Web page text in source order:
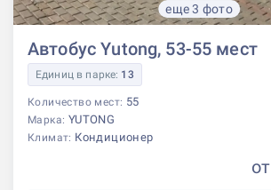
еще 3 фото
Автобус Yutong, 53-55 мест
Единиц в парке: 13
Количество мест: 55
Марка: YUTONG
Климат: Кондиционер
от